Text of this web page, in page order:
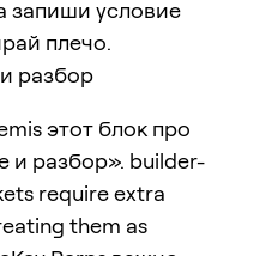
запиши условие
плечо.
разбор
этот блок про
и разбор». builder-
require extra
them as